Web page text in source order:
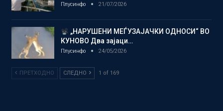
Плусинфо 21/07/2026
„НАРУШЕНИ МЕЃУЗАЈАЧКИ ОДНОСИ“ ВО
КУНОВО Два зајаци…
Плусинфо 24/05/2026
ПРЕТХОДНО СЛЕДНО 1 of 169